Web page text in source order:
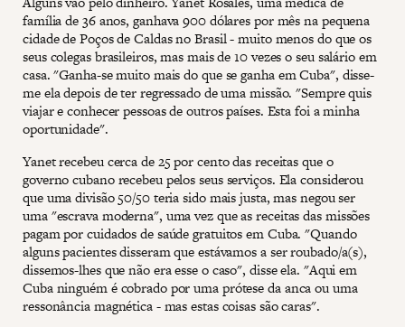
família de 36 anos, ganhava 900 dólares por mês na pequena
cidade de Poços de Caldas no Brasil - muito menos do que os
seus colegas brasileiros, mas mais de 10 vezes o seu salário em
casa. "Ganha-se muito mais do que se ganha em Cuba", disse-
me ela depois de ter regressado de uma missão. "Sempre quis
viajar e conhecer pessoas de outros países. Esta foi a minha
oportunidade".
Yanet recebeu cerca de 25 por cento das receitas que o
governo cubano recebeu pelos seus serviços. Ela considerou
que uma divisão 50/50 teria sido mais justa, mas negou ser
uma "escrava moderna", uma vez que as receitas das missões
pagam por cuidados de saúde gratuitos em Cuba. "Quando
alguns pacientes disseram que estávamos a ser roubado/a(s),
dissemos-lhes que não era esse o caso", disse ela. "Aqui em
Cuba ninguém é cobrado por uma prótese da anca ou uma
ressonância magnética - mas estas coisas são caras".